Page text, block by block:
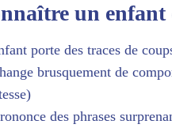
un enfant
porte des traces de
brusquement de
des phrases